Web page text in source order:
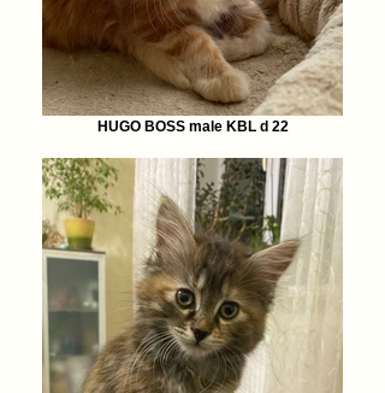
HUGO BOSS male KBL d 22